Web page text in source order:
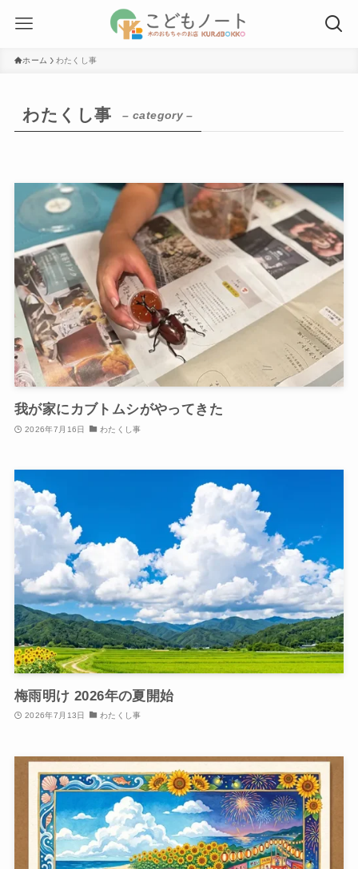
ホーム わたくし事
わたくし事 – category –
我が家にカブトムシがやってきた
2026年7月16日 わたくし事
梅雨明け 2026年の夏開始
2026年7月13日 わたくし事